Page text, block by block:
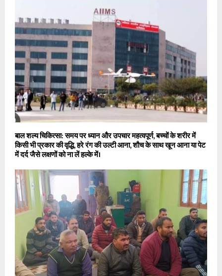
बाल शल्य चिकित्सा: समय पर ध्यान और उपचार महत्वपूर्ण, बच्चों के शरीर में
किसी भी प्रकार की वृद्धि, हरे रंग की उल्टी आना, शौच के साथ खून आना या पेट
में दर्द जैसे लक्षणों को ना लें हल्के में।